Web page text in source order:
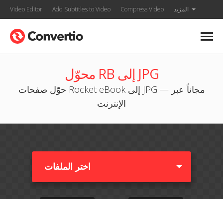
Video Editor Add Subtitles to Video Compress Video المزيد
محوّل RB إلى JPG
حوّل صفحات Rocket eBook إلى JPG — مجاناً عبر
الإنترنت
اختر الملفات